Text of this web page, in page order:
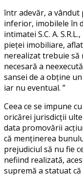
într adevăr, a
inferior, imobilele în
intimatei S.C. A.
pieţei imobiliare,
nerealizat trebuie să
necesară a
sansei de a obţine
iar nu eventual. ”
Ceea ce se impune
oricărei jurisdicţii
data promovării
că menţinerea
prejudiciul să nu fie
nefiind realizată,
supremă a statuat